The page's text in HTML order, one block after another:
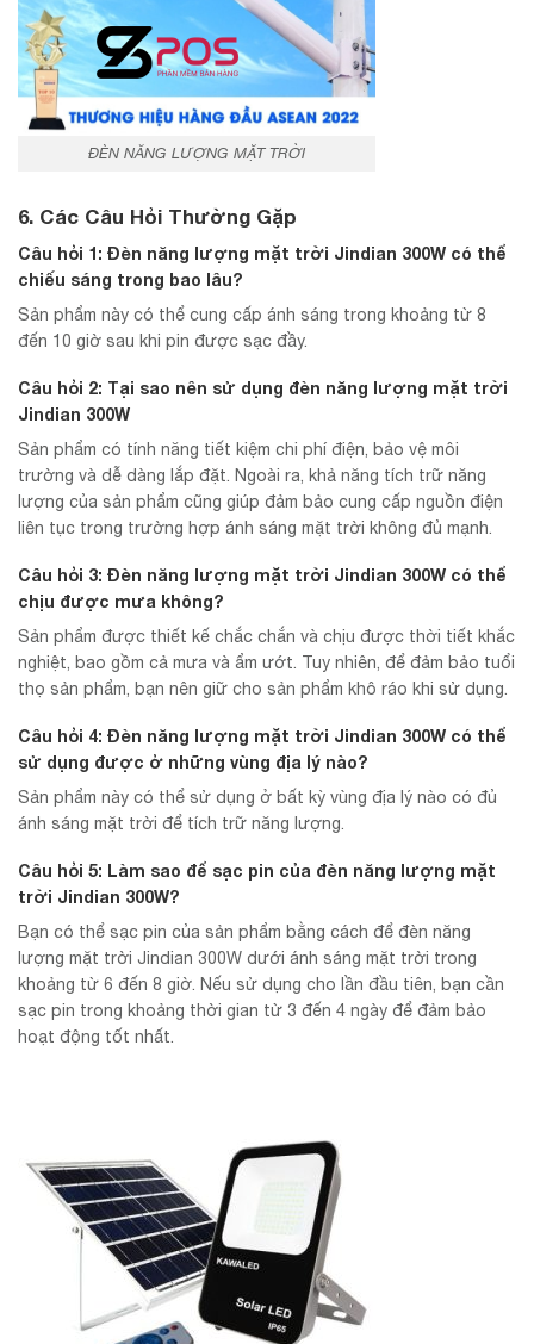
ĐÈN NĂNG LƯỢNG MẶT TRỜI
6. Các Câu Hỏi Thường Gặp
Câu hỏi 1: Đèn năng lượng mặt trời Jindian 300W có thể
chiếu sáng trong bao lâu?
Sản phẩm này có thể cung cấp ánh sáng trong khoảng từ 8
đến 10 giờ sau khi pin được sạc đầy.
Câu hỏi 2: Tại sao nên sử dụng đèn năng lượng mặt trời
Jindian 300W
Sản phẩm có tính năng tiết kiệm chi phí điện, bảo vệ môi
trường và dễ dàng lắp đặt. Ngoài ra, khả năng tích trữ năng
lượng của sản phẩm cũng giúp đảm bảo cung cấp nguồn điện
liên tục trong trường hợp ánh sáng mặt trời không đủ mạnh.
Câu hỏi 3: Đèn năng lượng mặt trời Jindian 300W có thể
chịu được mưa không?
Sản phẩm được thiết kế chắc chắn và chịu được thời tiết khắc
nghiệt, bao gồm cả mưa và ẩm ướt. Tuy nhiên, để đảm bảo tuổi
thọ sản phẩm, bạn nên giữ cho sản phẩm khô ráo khi sử dụng.
Câu hỏi 4: Đèn năng lượng mặt trời Jindian 300W có thể
sử dụng được ở những vùng địa lý nào?
Sản phẩm này có thể sử dụng ở bất kỳ vùng địa lý nào có đủ
ánh sáng mặt trời để tích trữ năng lượng.
Câu hỏi 5: Làm sao để sạc pin của đèn năng lượng mặt
trời Jindian 300W?
Bạn có thể sạc pin của sản phẩm bằng cách để đèn năng
lượng mặt trời Jindian 300W dưới ánh sáng mặt trời trong
khoảng từ 6 đến 8 giờ. Nếu sử dụng cho lần đầu tiên, bạn cần
sạc pin trong khoảng thời gian từ 3 đến 4 ngày để đảm bảo
hoạt động tốt nhất.